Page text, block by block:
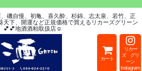
磯自慢、初亀、喜久酔、杉錦、志太泉、若竹、正
天下、開運など正規価格で買えるリカーズグリーン
💕💕地酒酒粕取扱店☺
カート
リカー
ズ グリ
ーン
Instagram